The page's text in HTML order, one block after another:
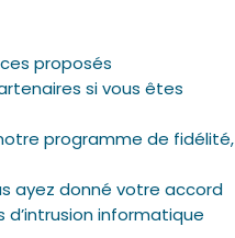
proposés
si vous êtes
programme de fidélité,
ayez donné votre accord
informatique